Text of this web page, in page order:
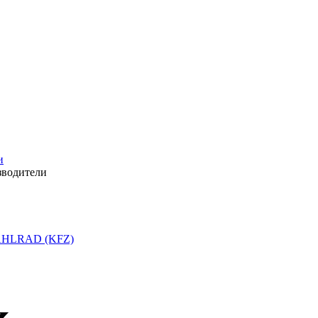
(KFZ)